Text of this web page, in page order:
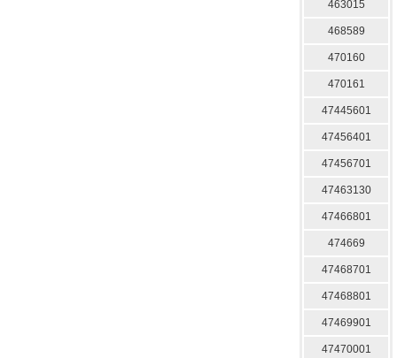
463015
468589
470160
470161
47445601
47456401
47456701
47463130
47466801
474669
47468701
47468801
47469901
47470001